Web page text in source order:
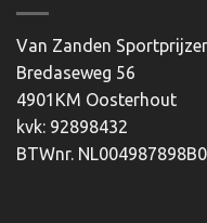
Van Zanden
Bredaseweg 56
4901KM Oosterhout
kvk: 92898432
BTWnr.